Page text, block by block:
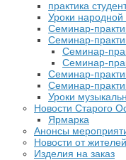
практика
Уроки народной
Семинар-
Семинар-
Семинар-
Семинар-
Семинар-
Семинар-
Уроки
Новости Старого
Ярмарка
Анонсы
Новости от жителей
Изделия на заказ